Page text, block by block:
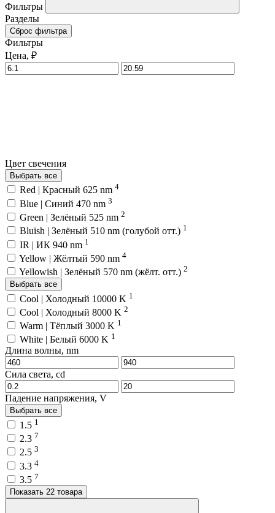
Фильтры
Разделы
Сброс фильтра
Фильтры
Цена, ₽
Цвет свечения
Выбрать все
Red | Красный 625 nm 4
Blue | Синий 470 nm 3
Green | Зелёный 525 nm 2
Bluish | Зелёный 510 nm (голубой отт.) 1
IR | ИК 940 nm 1
Yellow | Жёлтый 590 nm 4
Yellowish | Зелёный 570 nm (жёлт. отт.) 2
Выбрать все
Cool | Холодный 10000 K 1
Cool | Холодный 8000 K 2
Warm | Тёплый 3000 K 1
White | Белый 6000 K 1
Длина волны, nm
Сила света, cd
Падение напряжения, V
Выбрать все
1.5 1
2.3 7
2.5 3
3.3 4
3.5 7
Показать 22 товара